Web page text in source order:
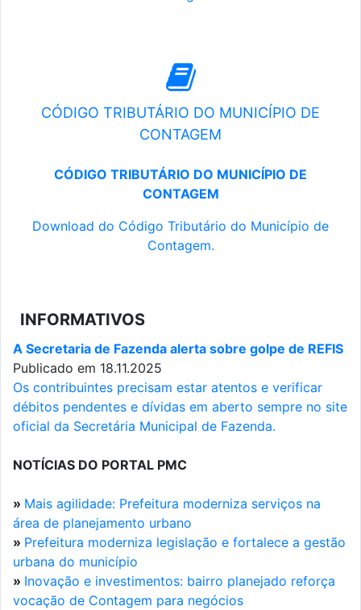
CÓDIGO TRIBUTÁRIO DO MUNICÍPIO DE
CONTAGEM
CÓDIGO TRIBUTÁRIO DO MUNICÍPIO DE
CONTAGEM
Download do Código Tributário do Município de
Contagem.
INFORMATIVOS
A Secretaria de Fazenda alerta sobre golpe de REFIS
Publicado em 18.11.2025
Os contribuintes precisam estar atentos e verificar
débitos pendentes e dívidas em aberto sempre no site
oficial da Secretária Municipal de Fazenda.
NOTÍCIAS DO PORTAL PMC
» Mais agilidade: Prefeitura moderniza serviços na
área de planejamento urbano
» Prefeitura moderniza legislação e fortalece a gestão
urbana do município
» Inovação e investimentos: bairro planejado reforça
vocação de Contagem para negócios